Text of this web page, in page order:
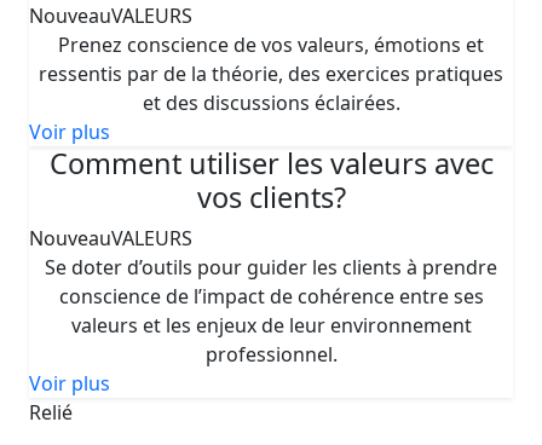
NouveauVALEURS
Prenez conscience de vos valeurs, émotions et
ressentis par de la théorie, des exercices pratiques
et des discussions éclairées.
Voir plus
Comment utiliser les valeurs avec
vos clients?
NouveauVALEURS
Se doter d’outils pour guider les clients à prendre
conscience de l’impact de cohérence entre ses
valeurs et les enjeux de leur environnement
professionnel.
Voir plus
Relié